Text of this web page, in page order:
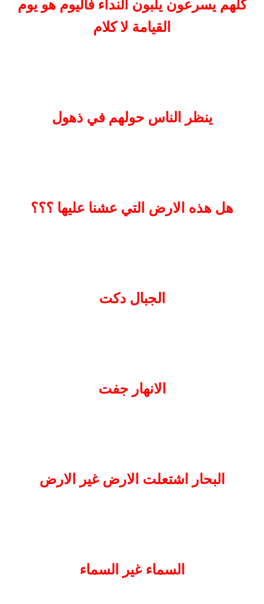
كلهم يسرعون يلبون النداء فاليوم هو يوم
القيامة لا كلام
ينظر الناس حولهم في ذهول
هل هذه الارض التي عشنا عليها ؟؟؟
الجبال دكت
الانهار جفت
البحار اشتعلت الارض غير الارض
السماء غير السماء